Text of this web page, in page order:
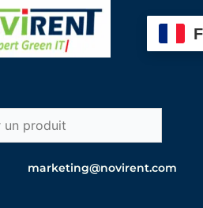
marketing@novirent.com